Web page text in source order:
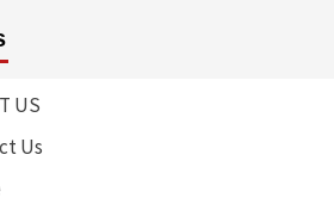
US
Us